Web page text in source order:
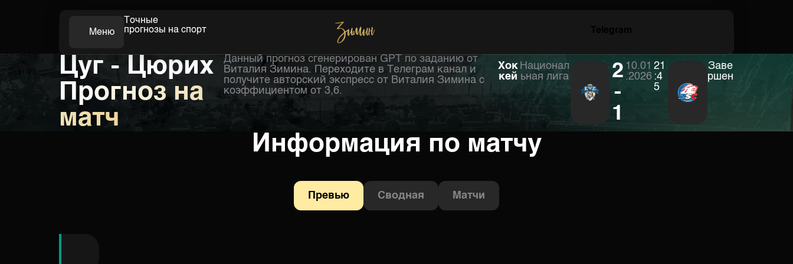
Меню
Точные
прогнозы на спорт
Футбол Хоккей
Цуг - Цюрих
Прогноз на
матч
Данный прогноз сгенерирован GPT по заданию от
Виталия Зимина. Переходите в Телеграм канал и
получите авторский экспресс от Виталия Зимина с
коэффициентом от 3,6.
Хок
кей
Национал
ьная лига
2
-
1
10.01
.2026
21
:4
5
Заве
ршен
Информация по матчу
Превью Сводная Матчи